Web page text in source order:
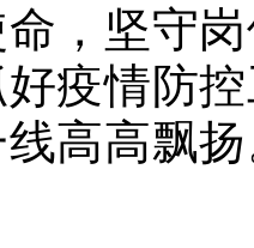
，坚守
疫情防
高高飘